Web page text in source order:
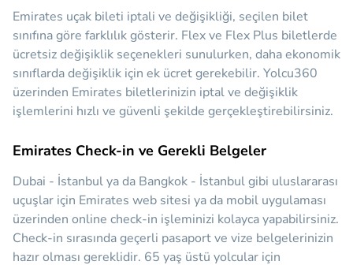
Emirates uçak bileti iptali ve değişikliği, seçilen bilet
sınıfına göre farklılık gösterir. Flex ve Flex Plus biletlerde
ücretsiz değişiklik seçenekleri sunulurken, daha ekonomik
sınıflarda değişiklik için ek ücret gerekebilir. Yolcu360
üzerinden Emirates biletlerinizin iptal ve değişiklik
işlemlerini hızlı ve güvenli şekilde gerçekleştirebilirsiniz.
Emirates Check-in ve Gerekli Belgeler
Dubai - İstanbul ya da Bangkok - İstanbul gibi uluslararası
uçuşlar için Emirates web sitesi ya da mobil uygulaması
üzerinden online check-in işleminizi kolayca yapabilirsiniz.
Check-in sırasında geçerli pasaport ve vize belgelerinizin
hazır olması gereklidir. 65 yaş üstü yolcular için